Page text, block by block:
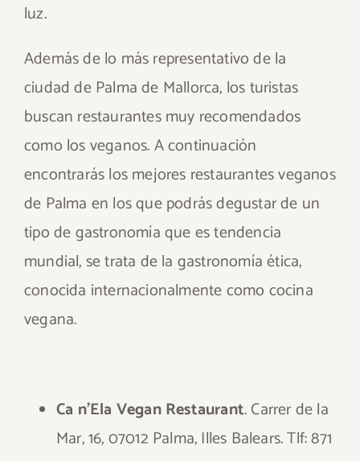
luz.
Además de lo más representativo de la
ciudad de Palma de Mallorca, los turistas
buscan restaurantes muy recomendados
como los veganos. A continuación
encontrarás los mejores restaurantes veganos
de Palma en los que podrás degustar de un
tipo de gastronomía que es tendencia
mundial, se trata de la gastronomía ética,
conocida internacionalmente como cocina
vegana.
Ca n’Ela Vegan Restaurant. Carrer de la
Mar, 16, 07012 Palma, Illes Balears. Tlf: 871